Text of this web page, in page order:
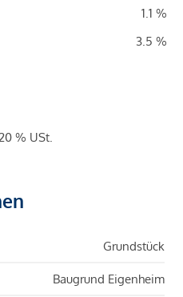
1.1 %
3.5 %
% USt.
Grundstück
Baugrund Eigenheim